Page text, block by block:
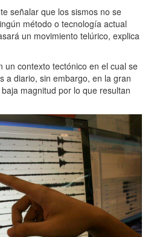
señalar que los sismos no se
método o tecnología actual
un movimiento telúrico, explica
un contexto tectónico en el cual se
a diario, sin embargo, en la gran
magnitud por lo que resultan